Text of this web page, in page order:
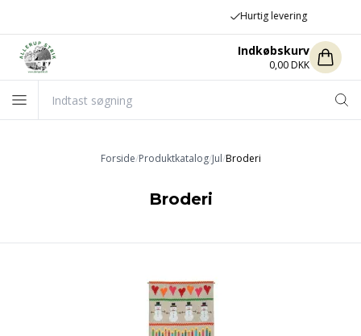
Indkøbskurv
0,00 DKK
Forside/Produktkatalog/Jul/Broderi
Broderi